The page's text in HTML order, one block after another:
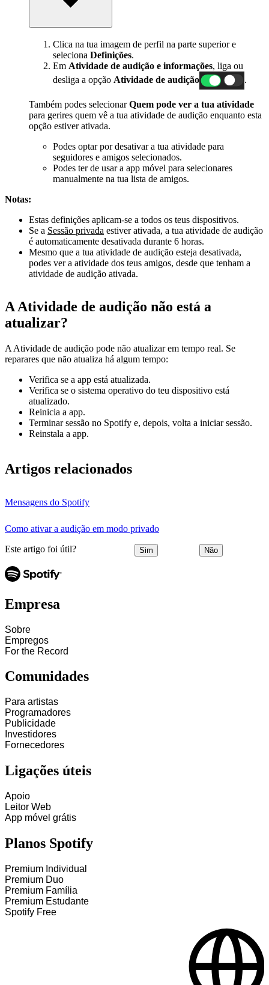
Clica na tua imagem de perfil na parte superior e
seleciona Definições.
Em Atividade de audição e informações, liga ou
desliga a opção Atividade de audição .
Também podes selecionarQuem pode ver a tua atividade
para gerires quem vê a tua atividade de audição enquanto esta
opção estiver ativada.
Podes optar por desativar a tua atividade para
seguidores e amigos selecionados.
Podes ter de usar a app móvel para selecionares
manualmente na tua lista de amigos.
Notas:
Estas definições aplicam-se a todos os teus dispositivos.
Se a Sessão privada estiver ativada, a tua atividade de audição
é automaticamente desativada durante 6 horas.
Mesmo que a tua atividade de audição esteja desativada,
podes ver a atividade dos teus amigos, desde que tenham a
atividade de audição ativada.
A Atividade de audição não está a
atualizar?
A Atividade de audição pode não atualizar em tempo real. Se
reparares que não atualiza há algum tempo:
Verifica se a app está atualizada.
Verifica se o sistema operativo do teu dispositivo está
atualizado.
Reinicia a app.
Terminar sessão no Spotify e, depois, volta a iniciar sessão.
Reinstala a app.
Artigos relacionados
Mensagens do Spotify
Como ativar a audição em modo privado
Este artigo foi útil? Sim Não
Empresa
Sobre
Empregos
For the Record
Comunidades
Para artistas
Programadores
Publicidade
Investidores
Fornecedores
Ligações úteis
Apoio
Leitor Web
App móvel grátis
Planos Spotify
Premium Individual
Premium Duo
Premium Família
Premium Estudante
Spotify Free